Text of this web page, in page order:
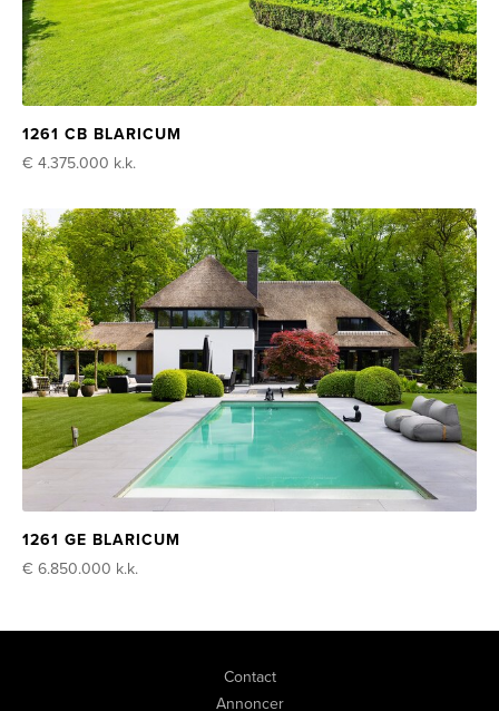
1261 CB BLARICUM
€ 4.375.000 k.k.
1261 GE BLARICUM
€ 6.850.000 k.k.
Contact
Annoncer